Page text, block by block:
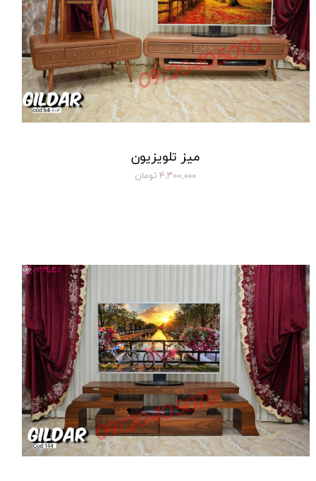
میز تلویزیون
۴,۳۰۰,۰۰۰ تومان